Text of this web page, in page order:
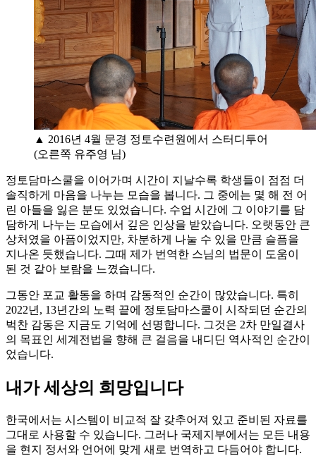
▲ 2016년 4월 문경 정토수련원에서 스터디투어
(오른쪽 유주영 님)
정토담마스쿨을 이어가며 시간이 지날수록 학생들이 점점 더
솔직하게 마음을 나누는 모습을 봅니다. 그 중에는 몇 해 전 어
린 아들을 잃은 분도 있었습니다. 수업 시간에 그 이야기를 담
담하게 나누는 모습에서 깊은 인상을 받았습니다. 오랫동안 큰
상처였을 아픔이었지만, 차분하게 나눌 수 있을 만큼 슬픔을
지나온 듯했습니다. 그때 제가 번역한 스님의 법문이 도움이
된 것 같아 보람을 느꼈습니다.
그동안 포교 활동을 하며 감동적인 순간이 많았습니다. 특히
2022년, 13년간의 노력 끝에 정토담마스쿨이 시작되던 순간의
벅찬 감동은 지금도 기억에 선명합니다. 그것은 2차 만일결사
의 목표인 세계전법을 향해 큰 걸음을 내디딘 역사적인 순간이
었습니다.
내가 세상의 희망입니다
한국에서는 시스템이 비교적 잘 갖추어져 있고 준비된 자료를
그대로 사용할 수 있습니다. 그러나 국제지부에서는 모든 내용
을 현지 정서와 언어에 맞게 새로 번역하고 다듬어야 합니다.